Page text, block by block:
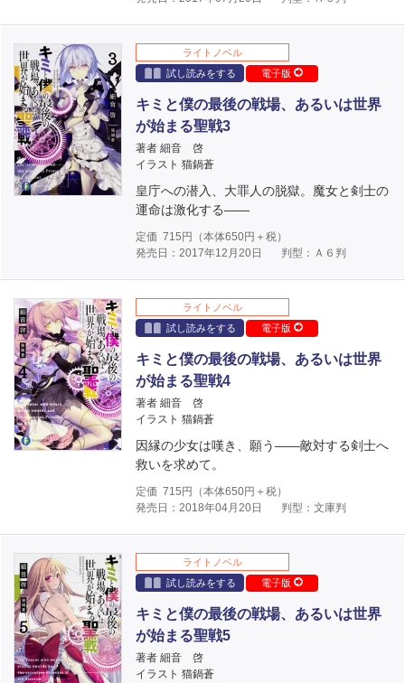
ライトノベル
試し読みをする
電子版
キミと僕の最後の戦場、あるいは世界
が始まる聖戦3
著者 細音 啓
イラスト 猫鍋蒼
皇庁への潜入、大罪人の脱獄。魔女と剣士の
運命は激化する――
定価 715 円（本体650円＋税）
発売日：2017年12月20日
判型：Ａ６判
ライトノベル
試し読みをする
電子版
キミと僕の最後の戦場、あるいは世界
が始まる聖戦4
著者 細音 啓
イラスト 猫鍋蒼
因縁の少女は嘆き、願う――敵対する剣士へ
救いを求めて。
定価 715 円（本体650円＋税）
発売日：2018年04月20日
判型：文庫判
ライトノベル
試し読みをする
電子版
キミと僕の最後の戦場、あるいは世界
が始まる聖戦5
著者 細音 啓
イラスト 猫鍋蒼